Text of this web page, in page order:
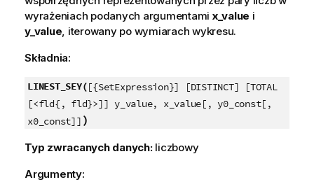
wyrażeniach podanych argumentami x_value i
y_value, iterowany po wymiarach wykresu.
Składnia:
LINEST_SEY([{SetExpression}] [DISTINCT] [TOTAL
[<fld{, fld}>]] y_value, x_value[, y0_const[,
x0_const]] )
Typ zwracanych danych: liczbowy
Argumenty: